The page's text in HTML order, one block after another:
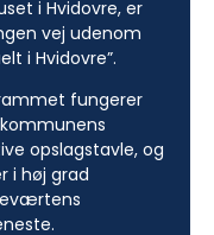
i Hvidovre, er
vej udenom
i Hvidovre”.
fungerer
opslagstavle, og
i høj grad